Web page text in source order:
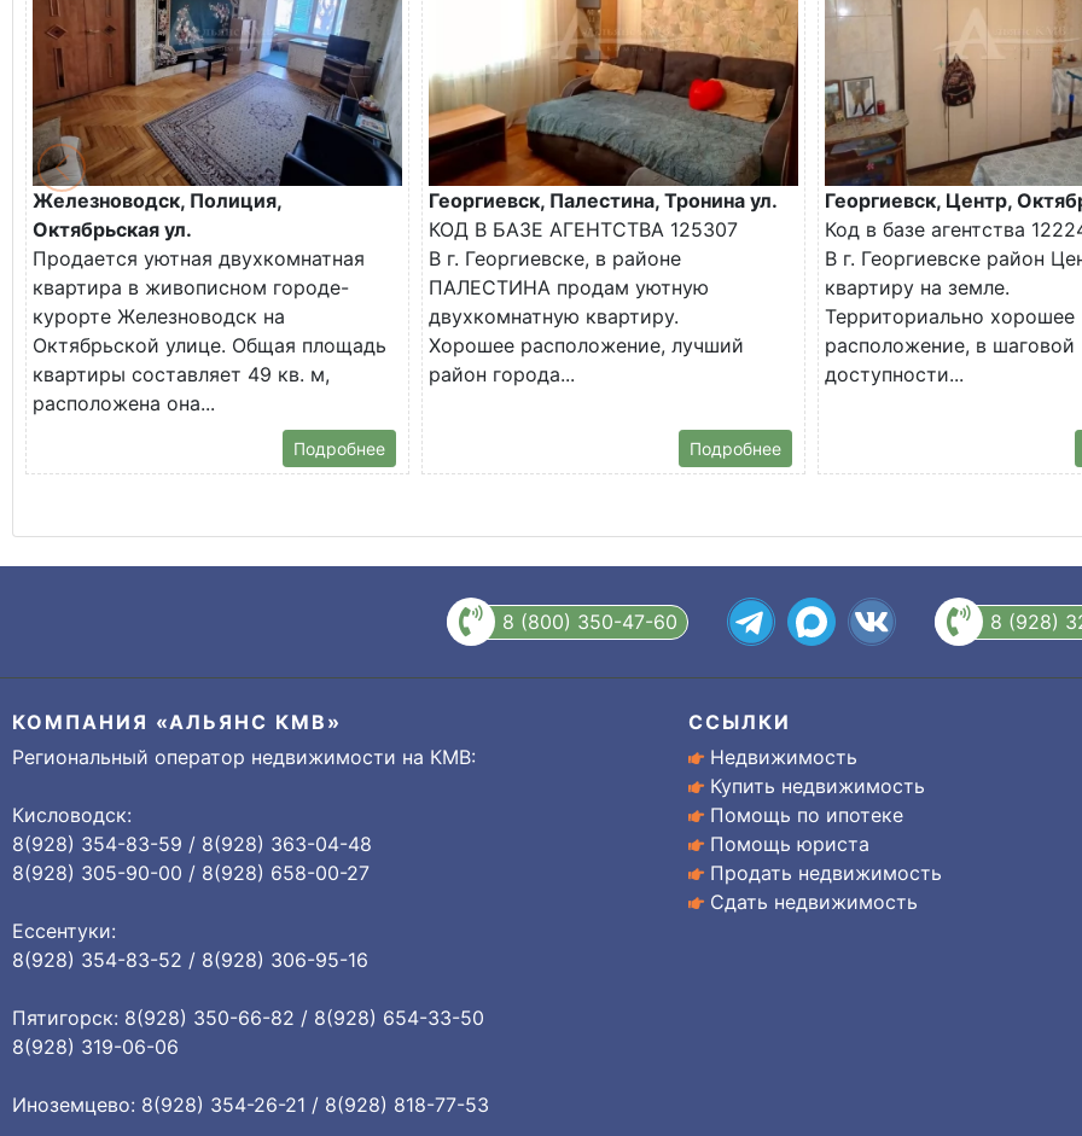
Железноводск, Полиция,
Октябрьская ул.
Продается уютная двухкомнатная
квартира в живописном городе-
курорте Железноводск на
Октябрьской улице. Общая площадь
квартиры составляет 49 кв. м,
расположена она...
Подробнее
Георгиевск, Палестина, Тронина ул.
КОД В БАЗЕ АГЕНТСТВА 125307
В г. Георгиевске, в районе
ПАЛЕСТИНА продам уютную
двухкомнатную квартиру.
Хорошее расположение, лучший
район города...
Подробнее
Георгиевск, Центр,
Код в базе агентства
В г. Георгиевске район
квартиру на земле.
Территориально хорошее
расположение, в шаговой
доступности...
8 (800) 350-47-60 8 (928)
КОМПАНИЯ «АЛЬЯНС КМВ»
Региональный оператор недвижимости на КМВ:
Кисловодск:
8(928) 354-83-59 / 8(928) 363-04-48
8(928) 305-90-00 / 8(928) 658-00-27
Ессентуки:
8(928) 354-83-52 / 8(928) 306-95-16
Пятигорск: 8(928) 350-66-82 / 8(928) 654-33-50
8(928) 319-06-06
Иноземцево: 8(928) 354-26-21 / 8(928) 818-77-53
ССЫЛКИ
Недвижимость
Купить недвижимость
Помощь по ипотеке
Помощь юриста
Продать недвижимость
Сдать недвижимость